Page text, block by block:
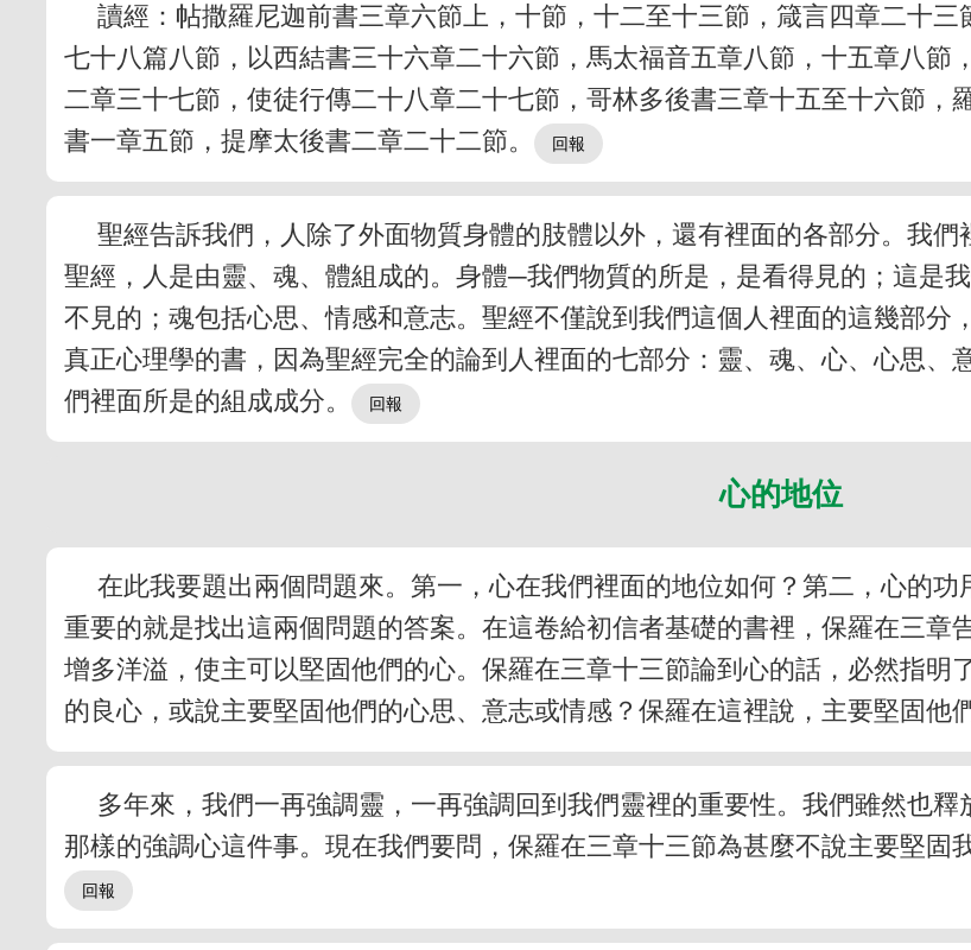
讀經：帖撒羅尼迦前書三章六節上，十節，十二至十三節，箴言四章二十
七十八篇八節，以西結書三十六章二十六節，馬太福音五章八節，十五章八節
二章三十七節，使徒行傳二十八章二十七節，哥林多後書三章十五至十六節，
書一章五節，提摩太後書二章二十二節。
聖經告訴我們，人除了外面物質身體的肢體以外，還有裡面的各部分。我
聖經，人是由靈、魂、體組成的。身體─我們物質的所是，是看得見的；這是
不見的；魂包括心思、情感和意志。聖經不僅說到我們這個人裡面的這幾部分
真正心理學的書，因為聖經完全的論到人裡面的七部分：靈、魂、心、心思、
們裡面所是的組成成分。
心的地位
在此我要題出兩個問題來。第一，心在我們裡面的地位如何？第二，心的
重要的就是找出這兩個問題的答案。在這卷給初信者基礎的書裡，保羅在三章
增多洋溢，使主可以堅固他們的心。保羅在三章十三節論到心的話，必然指明
的良心，或說主要堅固他們的心思、意志或情感？保羅在這裡說，主要堅固他
多年來，我們一再強調靈，一再強調回到我們靈裡的重要性。我們雖然也
那樣的強調心這件事。現在我們要問，保羅在三章十三節為甚麼不說主要堅固